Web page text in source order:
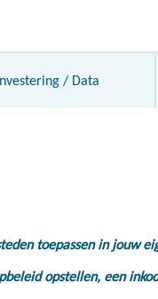
/ Data
toepassen in jouw
opstellen, een